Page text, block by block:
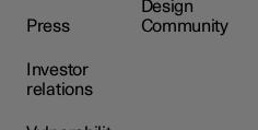
Press
Investor
relations
Design
Community